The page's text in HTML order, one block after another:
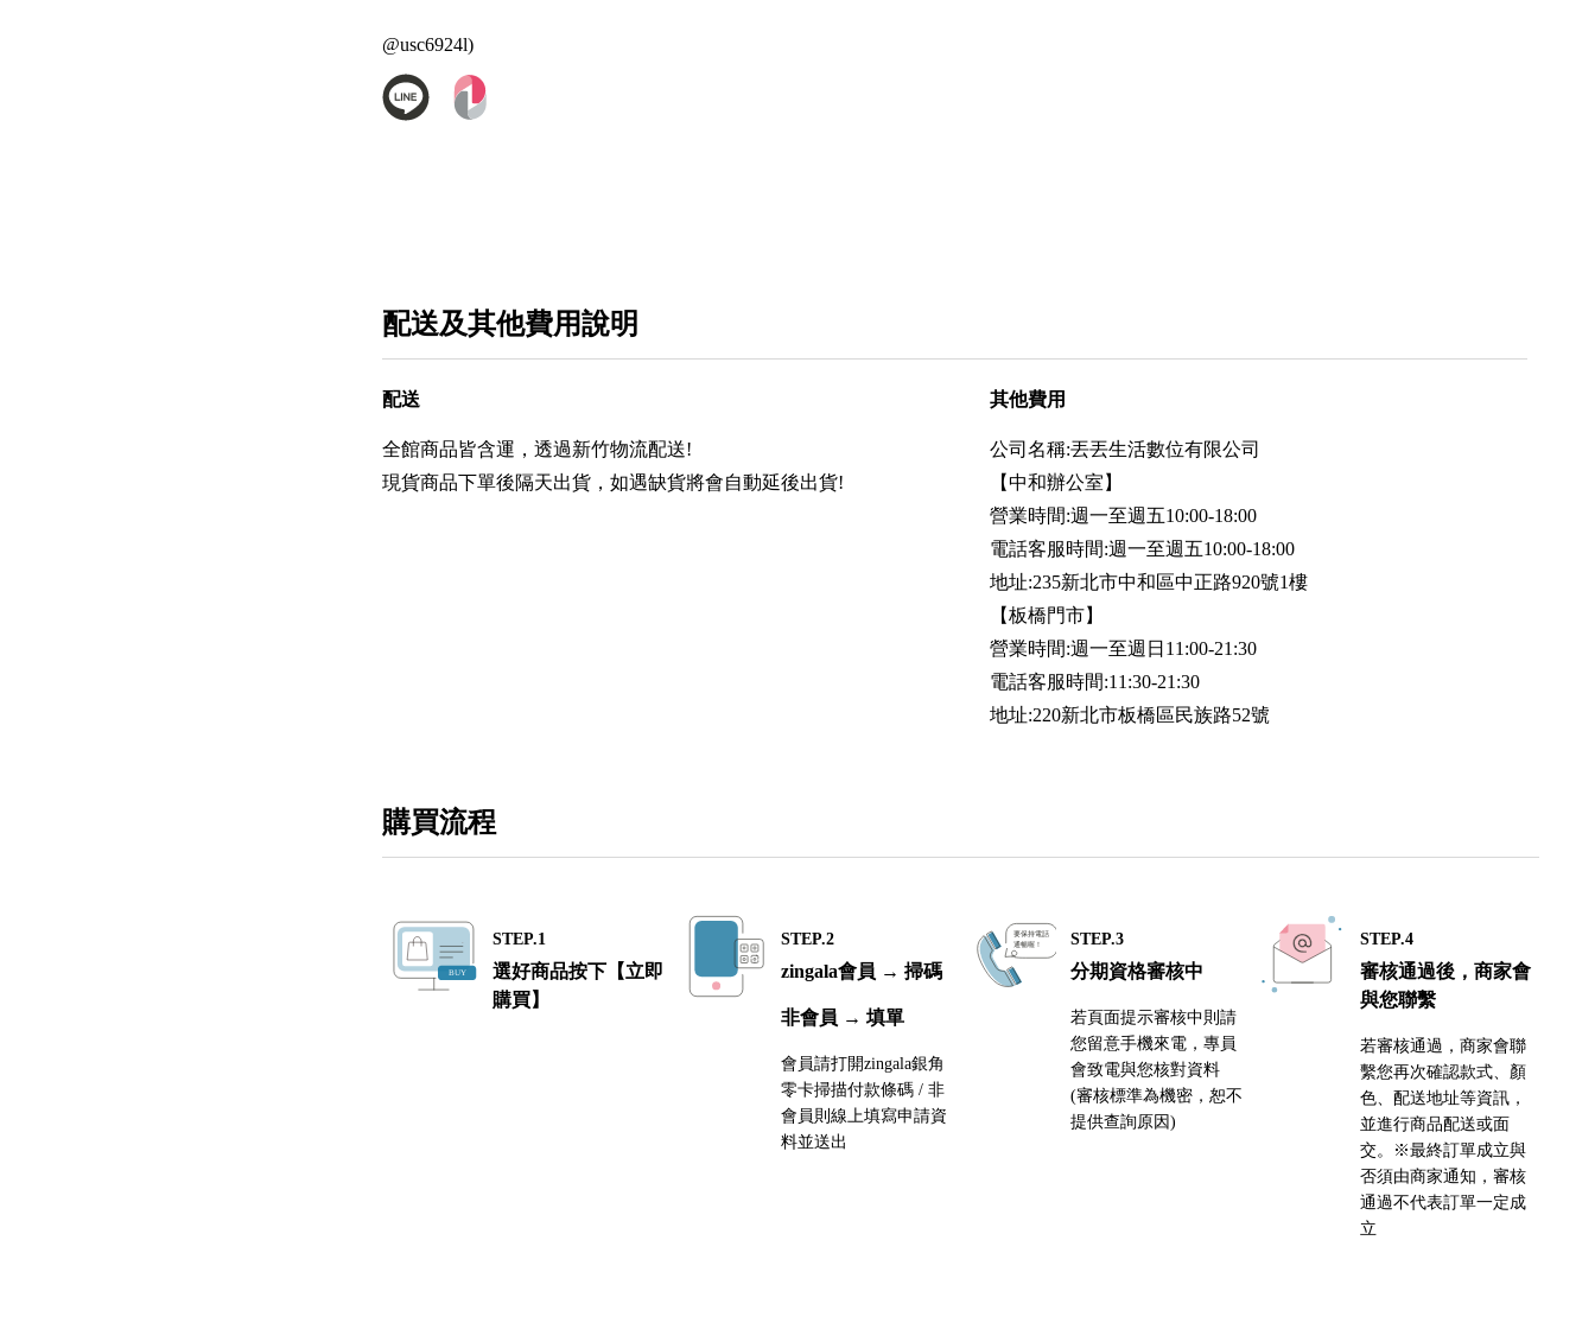
@usc6924l)
配送及其他費用說明
配送
全館商品皆含運，透過新竹物流配送!
現貨商品下單後隔天出貨，如遇缺貨將會自動延後出貨!
其他費用
公司名稱:丟丟生活數位有限公司
【中和辦公室】
營業時間:週一至週五10:00-18:00
電話客服時間:週一至週五10:00-18:00
地址:235新北市中和區中正路920號1樓
【板橋門市】
營業時間:週一至週日11:00-21:30
電話客服時間:11:30-21:30
地址:220新北市板橋區民族路52號
購買流程
STEP.1
選好商品按下【立即
購買】
STEP.2
zingala會員 → 掃碼
非會員 → 填單
會員請打開zingala銀角
零卡掃描付款條碼 / 非
會員則線上填寫申請資
料並送出
STEP.3
分期資格審核中
若頁面提示審核中則請
您留意手機來電，專員
會致電與您核對資料
(審核標準為機密，恕不
提供查詢原因)
STEP.4
審核通過後，商家會
與您聯繫
若審核通過，商家會聯
繫您再次確認款式、顏
色、配送地址等資訊，
並進行商品配送或面
交。※最終訂單成立與
否須由商家通知，審核
通過不代表訂單一定成
立